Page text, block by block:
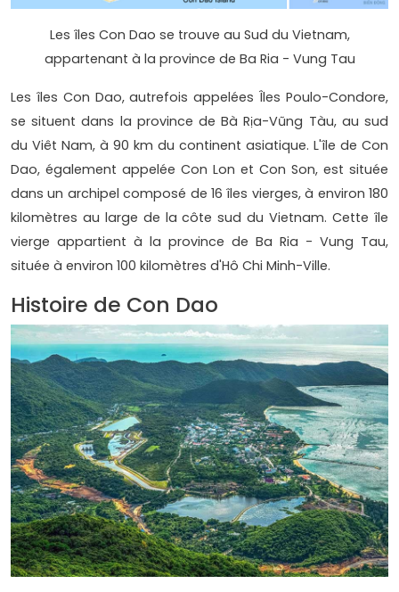
Les îles Con Dao se trouve au Sud du Vietnam,
appartenant à la province de Ba Ria - Vung Tau
Les îles Con Dao, autrefois appelées Îles Poulo-Condore,
se situent dans la province de Bà Rịa-Vũng Tàu, au sud
du Viêt Nam, à 90 km du continent asiatique. L'île de Con
Dao, également appelée Con Lon et Con Son, est située
dans un archipel composé de 16 îles vierges, à environ 180
kilomètres au large de la côte sud du Vietnam. Cette île
vierge appartient à la province de Ba Ria - Vung Tau,
située à environ 100 kilomètres d'Hô Chi Minh-Ville.
Histoire de Con Dao